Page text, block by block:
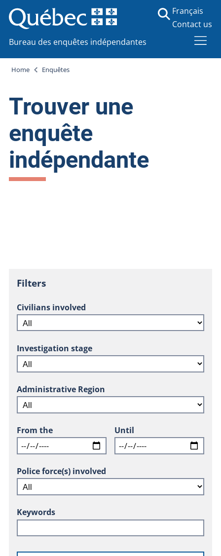
Bureau des enquêtes indépendantes
Français
Contact us
Home Enquêtes
Trouver une
enquête
indépendante
Filters
Civilians involved
Investigation stage
Administrative Region
From the Until
Police force(s) involved
Keywords